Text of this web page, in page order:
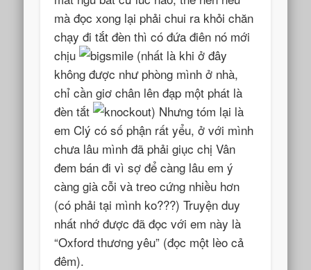
mà đọc xong lại phải chui ra khỏi chăn
chạy đi tắt đèn thì có đứa điên nó mới
chịu
(nhất là khi ở đây
không được như phòng mình ở nhà,
chỉ cần giơ chân lên đạp một phát là
đèn tắt
) Nhưng tóm lại là
em Clý có số phận rất yểu, ở với mình
chưa lâu mình đã phải giục chị Vân
đem bán đi vì sợ để càng lâu em ý
càng già cỗi và treo cứng nhiều hơn
(có phải tại mình ko???) Truyện duy
nhất nhớ được đã đọc với em này là
“Oxford thương yêu” (đọc một lèo cả
đêm).